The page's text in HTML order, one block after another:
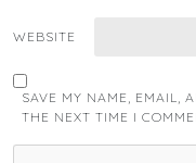
WEBSITE
SAVE MY NAME, EMAIL,
THE NEXT TIME I